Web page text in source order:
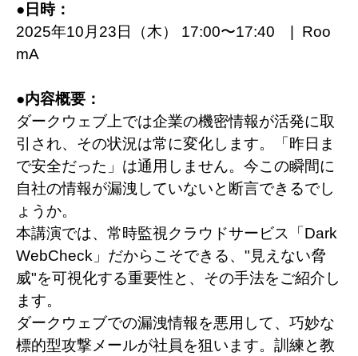
● 日時：
2025年10月23日（木） 17:00〜17:40 | Roo
mA
●内容概要：
ダークウェブ上では企業の機密情報が活発に取
引され、その状況は常に変化します。「昨日ま
で安全だった」は通用しません。今この瞬間に
自社の情報が漏洩していないと断言できるでし
ょうか。
本講演では、常時監視クラウドサービス「Dark
WebCheck」だからこそできる、"見えない脅
威"を可視化する重要性と、その手法をご紹介し
ます。
ダークウェブでの漏洩情報を悪用して、巧妙な
標的型攻撃メールが社員を狙います。訓練と教